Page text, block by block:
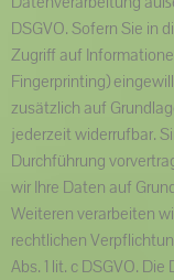
DSGVO. Sofern Sie in
Zugriff auf
Fingerprinting)
zusätzlich auf
jederzeit widerrufbar.
Durchführung
wir Ihre Daten auf
Weiteren verarbeiten
rechtlichen
Abs. 1 lit. c DSGVO.